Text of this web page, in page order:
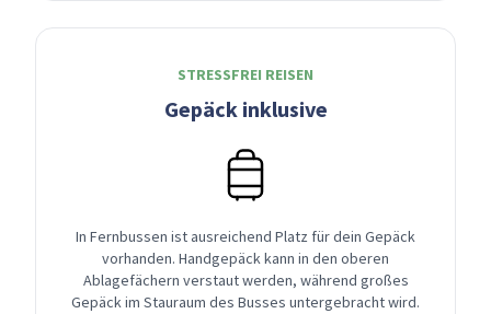
STRESSFREI REISEN
Gepäck inklusive
In Fernbussen ist ausreichend Platz für dein Gepäck
vorhanden. Handgepäck kann in den oberen
Ablagefächern verstaut werden, während großes
Gepäck im Stauraum des Busses untergebracht wird.